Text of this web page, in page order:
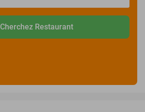
Cherchez Restaurant